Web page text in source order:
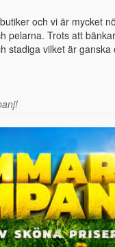
och vi är mycket
pelarna. Trots att
stadiga vilket är